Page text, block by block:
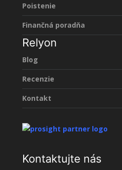
Poistenie
Finančná poradňa
Relyon
Blog
Recenzie
Kontakt
Kontaktujte nás